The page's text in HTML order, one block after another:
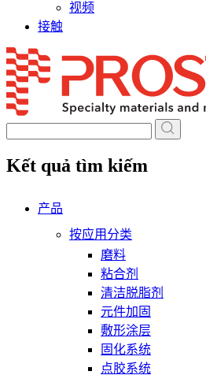
视频
接触
Skip
to
content
Kết quả tìm kiếm
产品
按应用分类
磨料
粘合剂
清洁脱脂剂
元件加固
敷形涂层
固化系统
点胶系统